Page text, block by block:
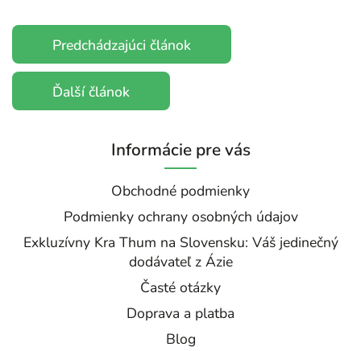
Predchádzajúci článok
Ďalší článok
Informácie pre vás
Obchodné podmienky
Podmienky ochrany osobných údajov
Exkluzívny Kra Thum na Slovensku: Váš jedinečný
dodávateľ z Ázie
Časté otázky
Doprava a platba
Blog